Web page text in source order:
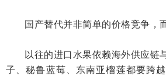
国产替代并非简单的价格竞争，
以往的进口水果依赖海外供应链
子、秘鲁蓝莓、东南亚榴莲都要跨